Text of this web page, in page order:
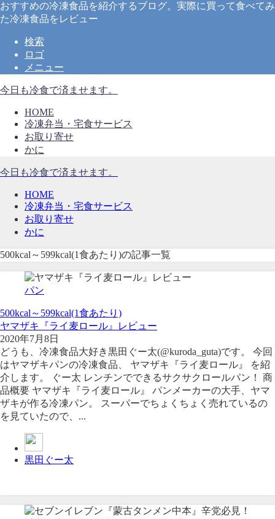
おすすめの冷凍食品を紹介するブログ。実際に買って食べてみ
た冷凍食品をレビュー
検索
ロゴ
メニュー
今日も冷食で済ませます。
HOME
冷凍弁当・宅食サービス
お取り寄せ
かに
今日も冷食で済ませます。
HOME
冷凍弁当・宅食サービス
お取り寄せ
かに
500kcal～599kcal(1食あたり)の記事一覧
パン
500kcal～599kcal(1食あたり)
ヤマザキ『ライ麦ロール』レビュー
2020年7月8日
どうも、冷凍食品大好き黒田ぐー太(@kuroda_guta)です。 今回
はヤマザキパンの冷凍食品、 ヤマザキ『ライ麦ロール』 を紹
介します。 ぐー太 レンチンでできるサクサクロールパン！ 商
品概要 ヤマザキ『ライ麦ロール』 パンメーカーの大手、ヤマ
ザキが作る冷凍パン。 スーパーでちょくちょく売れているの
を見ていたので、...
黒田ぐー太